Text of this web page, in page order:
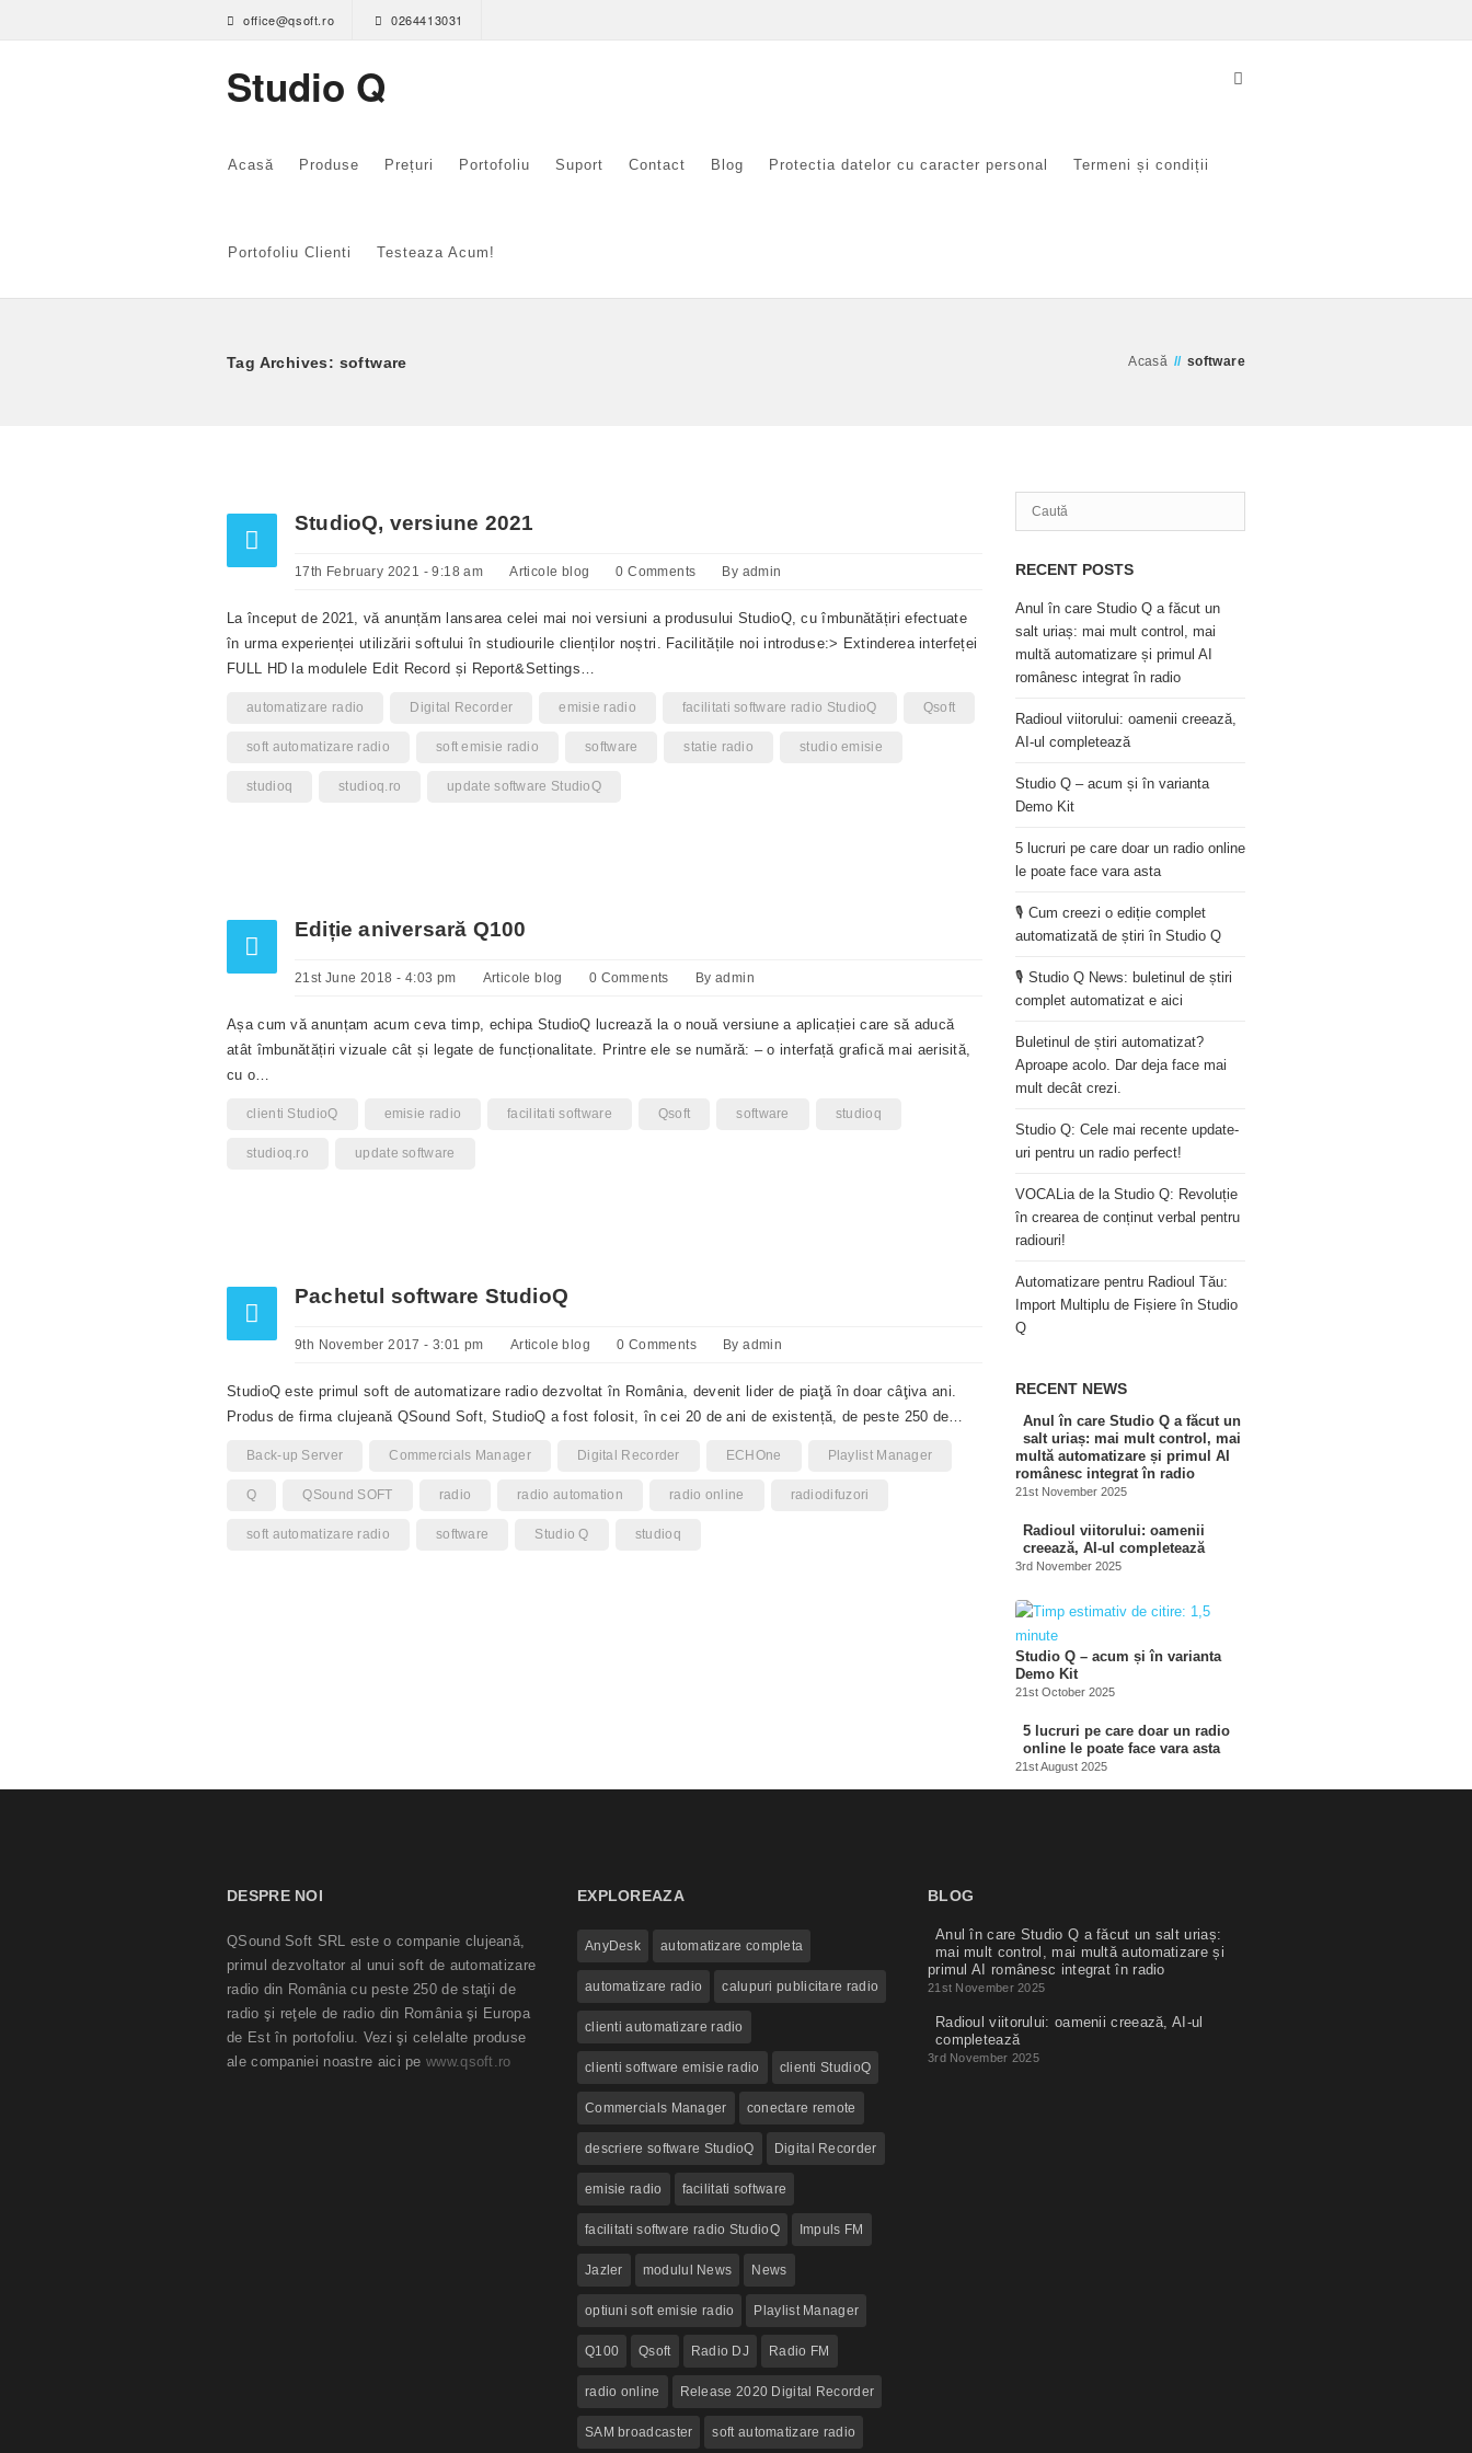
office@qsoft.ro 0264413031
Studio Q
Acasă Produse Prețuri Portofoliu Suport Contact Blog Protectia datelor cu caracter personal Termeni și condiții
Portofoliu Clienti Testeaza Acum!
Tag Archives: software Acasă // software
StudioQ, versiune 2021
17th February 2021 - 9:18 am Articole blog 0 Comments By admin
La început de 2021, vă anunțăm lansarea celei mai noi versiuni a produsului StudioQ, cu îmbunătățiri efectuate
în urma experienței utilizării softului în studiourile clienților noștri. Facilitățile noi introduse:> Extinderea interfeței
FULL HD la modulele Edit Record și Report&Settings…
automatizare radio Digital Recorder emisie radio facilitati software radio StudioQ Qsoft
soft automatizare radio soft emisie radio software statie radio studio emisie
studioq studioq.ro update software StudioQ
Ediție aniversară Q100
21st June 2018 - 4:03 pm Articole blog 0 Comments Byadmin
Așa cum vă anunțam acum ceva timp, echipa StudioQ lucrează la o nouă versiune a aplicației care să aducă
atât îmbunătățiri vizuale cât și legate de funcționalitate. Printre ele se numără: – o interfață grafică mai aerisită,
cu o…
clienti StudioQ emisie radio facilitati software Qsoft software studioq
studioq.ro update software
Pachetul software StudioQ
9th November 2017 - 3:01 pm Articole blog 0 Comments Byadmin
StudioQ este primul soft de automatizare radio dezvoltat în România, devenit lider de piaţă în doar câţiva ani.
Produs de firma clujeană QSound Soft, StudioQ a fost folosit, în cei 20 de ani de existență, de peste 250 de…
Back-up Server Commercials Manager Digital Recorder ECHOne Playlist Manager
Q QSound SOFT radio radio automation radio online radiodifuzori
soft automatizare radio software Studio Q studioq
RECENT POSTS
Anul în care Studio Q a făcut un
salt uriaș: mai mult control, mai
multă automatizare și primul AI
românesc integrat în radio
Radioul viitorului: oamenii creează,
AI-ul completează
Studio Q – acum și în varianta
Demo Kit
5 lucruri pe care doar un radio online
le poate face vara asta
🎙️ Cum creezi o ediție complet
automatizată de știri în Studio Q
🎙️ Studio Q News: buletinul de știri
complet automatizat e aici
Buletinul de știri automatizat?
Aproape acolo. Dar deja face mai
mult decât crezi.
Studio Q: Cele mai recente update-
uri pentru un radio perfect!
VOCALia de la Studio Q: Revoluție
în crearea de conținut verbal pentru
radiouri!
Automatizare pentru Radioul Tău:
Import Multiplu de Fișiere în Studio
Q
RECENT NEWS
Anul în care Studio Q a făcut un
salt uriaș: mai mult control, mai
multă automatizare și primul AI
românesc integrat în radio
21st November 2025
Radioul viitorului: oamenii
creează, AI-ul completează
3rd November 2025
Studio Q – acum și în varianta
Demo Kit
21st October 2025
5 lucruri pe care doar un radio
online le poate face vara asta
21st August 2025
DESPRE NOI
QSound Soft SRL este o companie clujeană,
primul dezvoltator al unui soft de automatizare
radio din România cu peste 250 de staţii de
radio şi reţele de radio din România şi Europa
de Est în portofoliu. Vezi şi celelalte produse
ale companiei noastre aici pewww.qsoft.ro
EXPLOREAZA
AnyDesk automatizare completa
automatizare radio calupuri publicitare radio
clienti automatizare radio
clienti software emisie radio clienti StudioQ
Commercials Manager conectare remote
descriere software StudioQ Digital Recorder
emisie radio facilitati software
facilitati software radio StudioQ Impuls FM
Jazler modulul News News
optiuni soft emisie radio Playlist Manager
Q100 Qsoft Radio DJ Radio FM
radio online Release 2020 Digital Recorder
SAM broadcaster soft automatizare radio
BLOG
Anul în care Studio Q a făcut un salt uriaș:
mai mult control, mai multă automatizare și
primul AI românesc integrat în radio
21st November 2025
Radioul viitorului: oamenii creează, AI-ul
completează
3rd November 2025